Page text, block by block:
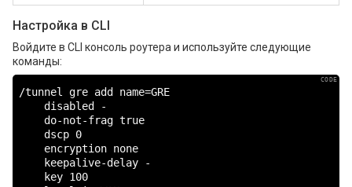
Настройка в CLI
Войдите в CLI консоль роутера и используйте следующие
команды:
/tunnel gre add name=GRE
    disabled -
    do-not-frag true
    dscp 0
    encryption none
    keepalive-delay -
    key 100